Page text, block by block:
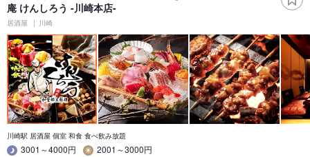
庵 けんしろう -川崎本店-
居酒屋 川崎
川崎駅 居酒屋 個室 和食 食べ飲み放題
3001～4000円
2001～3000円